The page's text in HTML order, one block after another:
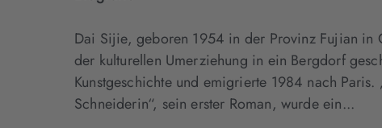
Dai Sijie, geboren 1954 in der Provinz Fujian in
der kulturellen Umerziehung in ein Bergdorf
Kunstgeschichte und emigrierte 1984 nach
Schneiderin“, sein erster Roman, wurde ein...